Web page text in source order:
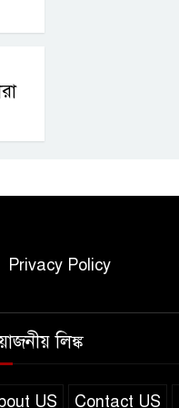
Privacy Policy
লিঙ্ক
US Contact US